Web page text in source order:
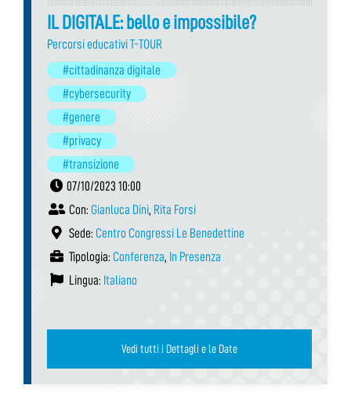
IL DIGITALE: bello e impossibile?
Percorsi educativi T-TOUR
#cittadinanza digitale
#cybersecurity
#genere
#privacy
#transizione
07/10/2023 10:00
Con: Gianluca Dini, Rita Forsi
Sede: Centro Congressi Le Benedettine
Tipologia: Conferenza, In Presenza
Lingua: Italiano
Vedi tutti i Dettagli e le Date